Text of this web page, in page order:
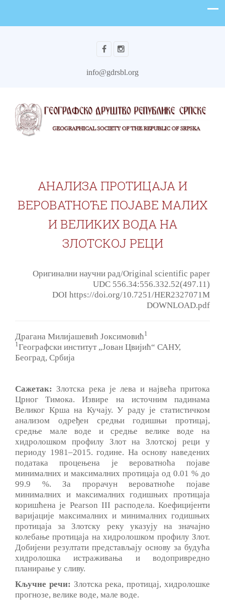
info@gdrsbl.org
АНАЛИЗА ПРОТИЦАЈА И
ВЕРОВАТНОЋЕ ПОЈАВЕ МАЛИХ
И ВЕЛИКИХ ВОДА НА
ЗЛОТСКОЈ РЕЦИ
Оригинални научни рад/Original scientific paper
UDC 556.34:556.332.52(497.11)
DOI https://doi.org/10.7251/HER2327071M
DOWNLOAD.pdf
Драгана Милијашевић Јоксимовић1
1Географски институт „Јован Цвијић“ САНУ,
Београд, Србија
Сажетак: Злотска река је лева и највећа притока
Црног Тимока. Извире на источним падинама
Великог Крша на Кучају. У раду је статистичком
анализом одређен средњи годишњи протицај,
средње мале воде и средње велике воде на
хидролошком профилу Злот на Злотској реци у
периоду 1981–2015. годинe. На основу наведених
података процењена је вероватноћа појаве
минималних и максималних протицаја од 0.01 % до
99.9 %. За прорачун вероватноће појаве
минималних и максималних годишњих протицаја
коришћена је Pearson III расподела. Коефицијенти
варијације максималних и минималних годишњих
протицаја за Злотску реку указују на значајно
колебање протицаја на хидролошком профилу Злот.
Добијени резултати представљају основу за будућа
хидролошка истраживања и водопривредно
планирање у сливу.
Кључне речи: Злотска река, протицај, хидролошке
прогнозе, велике воде, мале воде.